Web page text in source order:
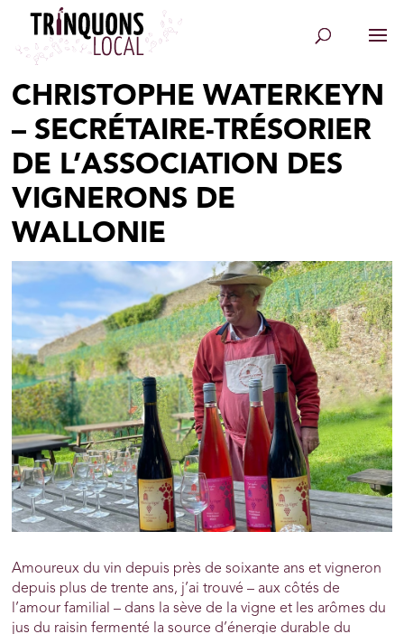
CHRISTOPHE WATERKEYN
– SECRÉTAIRE-TRÉSORIER
DE L’ASSOCIATION DES
VIGNERONS DE
WALLONIE
Amoureux du vin depuis près de soixante ans et vigneron
depuis plus de trente ans, j’ai trouvé – aux côtés de
l’amour familial – dans la sève de la vigne et les arômes du
jus du raisin fermenté la source d’énergie durable du